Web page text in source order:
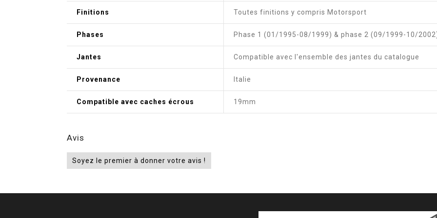
Finitions Toutes finitions y compris Motorsport
Phases Phase 1 (01/1995-08/1999) & phase 2 (09/1999-10/
Jantes Compatible avec l'ensemble des jantes du catalogue
Provenance Italie
Compatible avec caches écrous 19mm
Avis
Soyez le premier à donner votre avis !